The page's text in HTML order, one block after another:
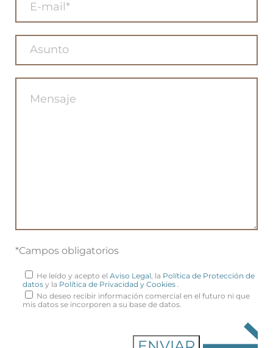
*Campos obligatorios
He leído y acepto el Aviso Legal, la Política de Protección de
datos y la Política de Privacidad y Cookies .
No deseo recibir información comercial en el futuro ni que
mis datos se incorporen a su base de datos.